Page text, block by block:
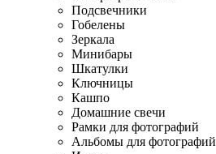
Подсвечники
Гобелены
Зеркала
Минибары
Шкатулки
Ключницы
Кашпо
Домашние свечи
Рамки для фотографий
Альбомы для фотографий